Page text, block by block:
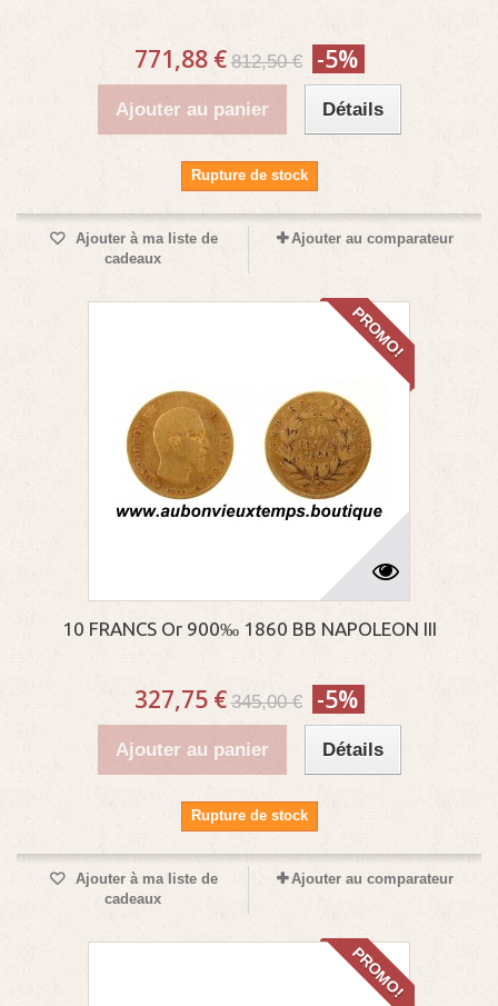
771,88 € 812,50 € -5%
Ajouter au panier Détails
Rupture de stock
Ajouter à ma liste de
cadeaux
Ajouter au comparateur
PROMO!
10 FRANCS Or 900‰ 1860 BB NAPOLEON III
327,75 € 345,00 € -5%
Ajouter au panier Détails
Rupture de stock
Ajouter à ma liste de
cadeaux
Ajouter au comparateur
PROMO!